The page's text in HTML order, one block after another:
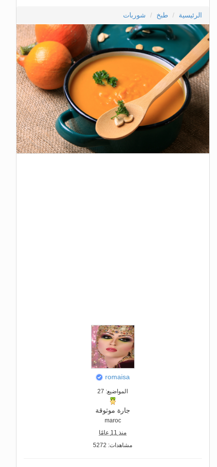
الرئيسية طبخ شوربات
romaisa
المواضيع: 27
جارة موثوقة
maroc
منذ 11 عامًا
مشاهدات: 5272